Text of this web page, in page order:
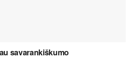
savarankiškumo